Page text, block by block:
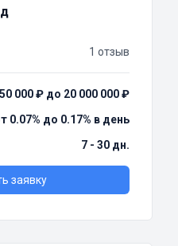
1 отзыв
000 ₽ до 20 000 000 ₽
0.07% до 0.17% в день
7 - 30 дн.
заявку